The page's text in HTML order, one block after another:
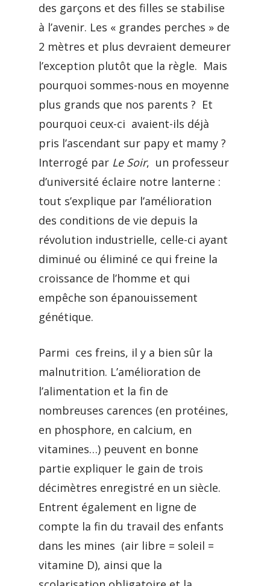
des garçons et des filles se stabilise
à l’avenir. Les « grandes perches » de
2 mètres et plus devraient demeurer
l’exception plutôt que la règle. Mais
pourquoi sommes-nous en moyenne
plus grands que nos parents ? Et
pourquoi ceux-ci avaient-ils déjà
pris l’ascendant sur papy et mamy ?
Interrogé par Le Soir, un professeur
d’université éclaire notre lanterne :
tout s’explique par l’amélioration
des conditions de vie depuis la
révolution industrielle, celle-ci ayant
diminué ou éliminé ce qui freine la
croissance de l’homme et qui
empêche son épanouissement
génétique.
Parmi ces freins, il y a bien sûr la
malnutrition. L’amélioration de
l’alimentation et la fin de
nombreuses carences (en protéines,
en phosphore, en calcium, en
vitamines…) peuvent en bonne
partie expliquer le gain de trois
décimètres enregistré en un siècle.
Entrent également en ligne de
compte la fin du travail des enfants
dans les mines (air libre = soleil =
vitamine D), ainsi que la